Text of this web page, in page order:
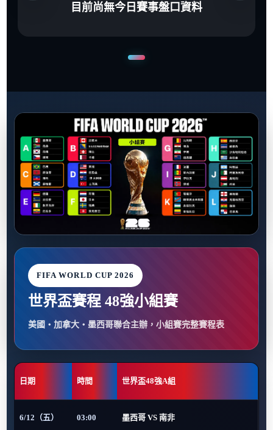
目前尚無今日賽事盤口資料
FIFA WORLD CUP 2026
世界盃賽程 48強小組賽
美國・加拿大・墨西哥聯合主辦，小組賽完整賽程表
日期 時間 世界盃48強A組
6/12（五） 03:00 墨西哥 VS 南非